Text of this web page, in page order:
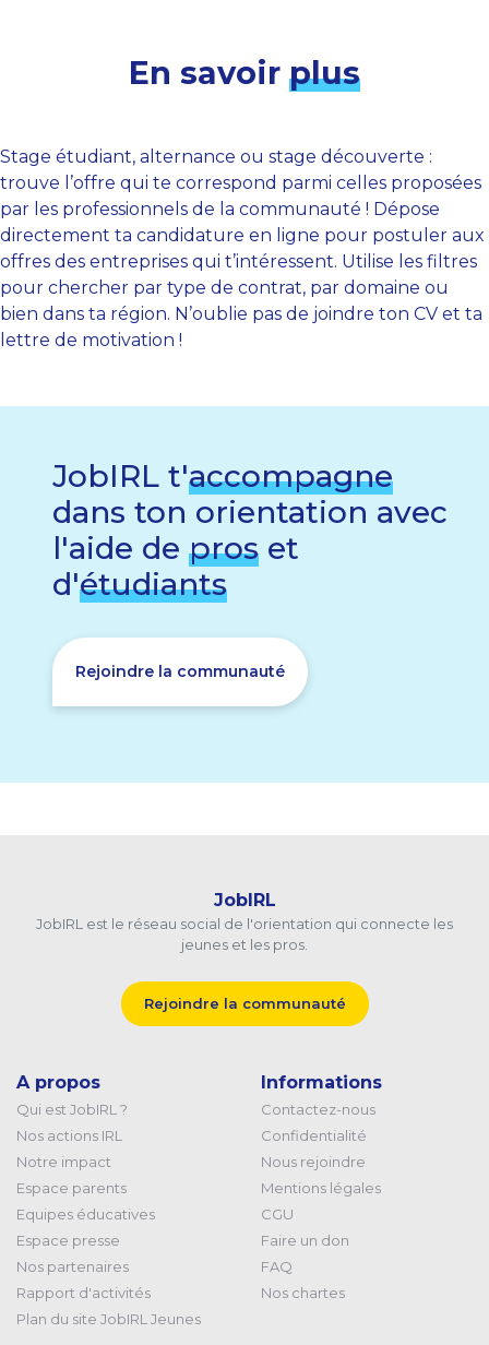
En savoir plus
Stage étudiant, alternance ou stage découverte :
trouve l’offre qui te correspond parmi celles proposées
par les professionnels de la communauté ! Dépose
directement ta candidature en ligne pour postuler aux
offres des entreprises qui t’intéressent. Utilise les filtres
pour chercher par type de contrat, par domaine ou
bien dans ta région. N’oublie pas de joindre ton CV et ta
lettre de motivation !
JobIRL t'accompagne
dans ton orientation avec
l'aide de pros et
d'étudiants
Rejoindre la communauté
JobIRL
JobIRL est le réseau social de l'orientation qui connecte les
jeunes et les pros.
Rejoindre la communauté
A propos
Qui est JobIRL ?
Nos actions IRL
Notre impact
Espace parents
Equipes éducatives
Espace presse
Nos partenaires
Rapport d'activités
Plan du site JobIRL Jeunes
Informations
Contactez-nous
Confidentialité
Nous rejoindre
Mentions légales
CGU
Faire un don
FAQ
Nos chartes